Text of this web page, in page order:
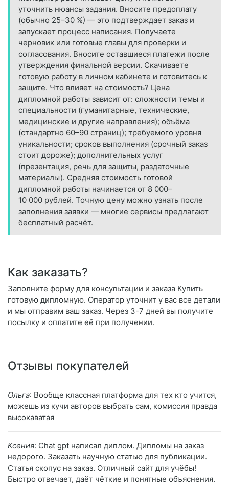
уточнить нюансы задания. Вносите предоплату
(обычно 25–30 %) — это подтверждает заказ и
запускает процесс написания. Получаете
черновик или готовые главы для проверки и
согласования. Вносите оставшиеся платежи после
утверждения финальной версии. Скачиваете
готовую работу в личном кабинете и готовитесь к
защите. Что влияет на стоимость? Цена
дипломной работы зависит от: сложности темы и
специальности (гуманитарные, технические,
медицинские и другие направления); объёма
(стандартно 60–90 страниц); требуемого уровня
уникальности; сроков выполнения (срочный заказ
стоит дороже); дополнительных услуг
(презентация, речь для защиты, раздаточные
материалы). Средняя стоимость готовой
дипломной работы начинается от 8 000–
10 000 рублей. Точную цену можно узнать после
заполнения заявки — многие сервисы предлагают
бесплатный расчёт.
Как заказать?
Заполните форму для консультации и заказа Купить
готовую дипломную. Оператор уточнит у вас все детали
и мы отправим ваш заказ. Через 3-7 дней вы получите
посылку и оплатите её при получении.
Отзывы покупателей
Ольга: Вообще классная платформа для тех кто учится,
можешь из кучи авторов выбрать сам, комиссия правда
высокаватая
Ксения: Chat gpt написал диплом. Дипломы на заказ
недорого. Заказать научную статью для публикации.
Статья скопус на заказ. Отличный сайт для учёбы!
Быстро отвечает, даёт чёткие и понятные объяснения.